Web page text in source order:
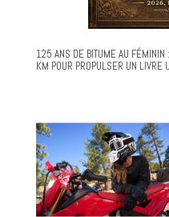
125 ANS DE BITUME AU
KM POUR PROPULSER UN LIVRE